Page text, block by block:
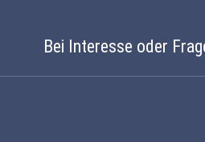
Bei Interesse oder